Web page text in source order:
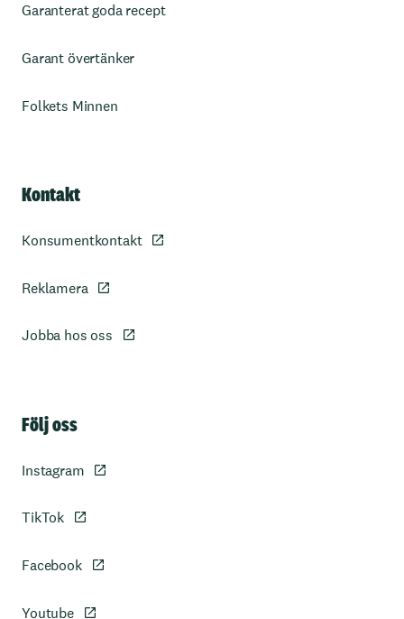
Garanterat goda recept
Garant övertänker
Folkets Minnen
Kontakt
Konsumentkontakt
Reklamera
Jobba hos oss
Följ oss
Instagram
TikTok
Facebook
Youtube